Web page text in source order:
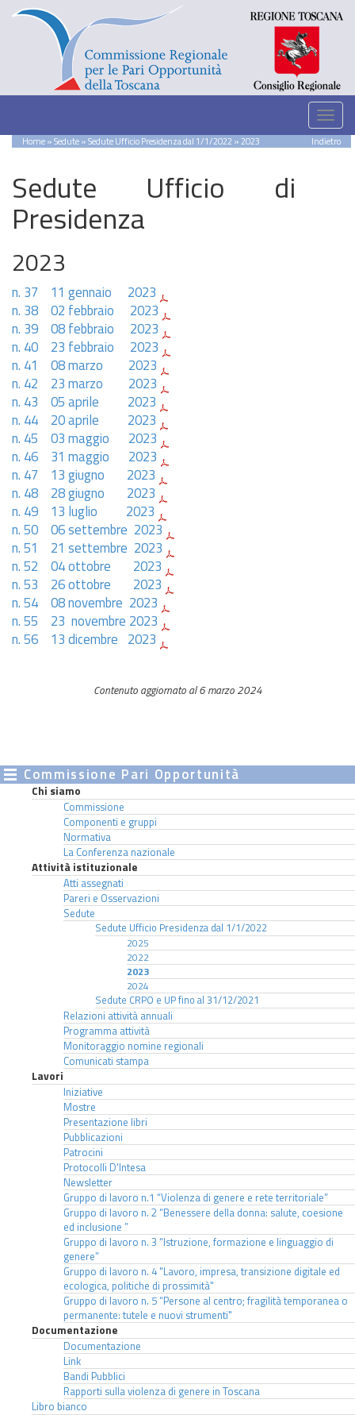
Home»Sedute»Sedute Ufficio Presidenza dal 1/1/2022 » 2023 Indietro
Sedute Ufficio di
Presidenza
2023
n. 37 11 gennaio 2023
n. 38 02 febbraio 2023
n. 39 08 febbraio 2023
n. 40 23 febbraio 2023
n. 41 08 marzo 2023
n. 42 23 marzo 2023
n. 43 05 aprile 2023
n. 44 20 aprile 2023
n. 45 03 maggio 2023
n. 46 31 maggio 2023
n. 47 13 giugno 2023
n. 48 28 giugno 2023
n. 49 13 luglio 2023
n. 50 06 settembre 2023
n. 51 21 settembre 2023
n. 52 04 ottobre 2023
n. 53 26 ottobre 2023
n. 54 08 novembre 2023
n. 55 23 novembre 2023
n. 56 13 dicembre 2023
Contenuto aggiornato al 6 marzo 2024
Commissione Pari Opportunità
Chi siamo
Commissione
Componenti e gruppi
Normativa
La Conferenza nazionale
Attività istituzionale
Atti assegnati
Pareri e Osservazioni
Sedute
Sedute Ufficio Presidenza dal 1/1/2022
2025
2022
2023
2024
Sedute CRPO e UP fino al 31/12/2021
Relazioni attività annuali
Programma attività
Monitoraggio nomine regionali
Comunicati stampa
Lavori
Iniziative
Mostre
Presentazione libri
Pubblicazioni
Patrocini
Protocolli D'Intesa
Newsletter
Gruppo di lavoro n.1 “Violenza di genere e rete territoriale”
Gruppo di lavoro n. 2 “Benessere della donna: salute, coesione
ed inclusione ”
Gruppo di lavoro n. 3 “Istruzione, formazione e linguaggio di
genere”
Gruppo di lavoro n. 4 "Lavoro, impresa, transizione digitale ed
ecologica, politiche di prossimità"
Gruppo di lavoro n. 5 “Persone al centro; fragilità temporanea o
permanente: tutele e nuovi strumenti"
Documentazione
Documentazione
Link
Bandi Pubblici
Rapporti sulla violenza di genere in Toscana
Libro bianco